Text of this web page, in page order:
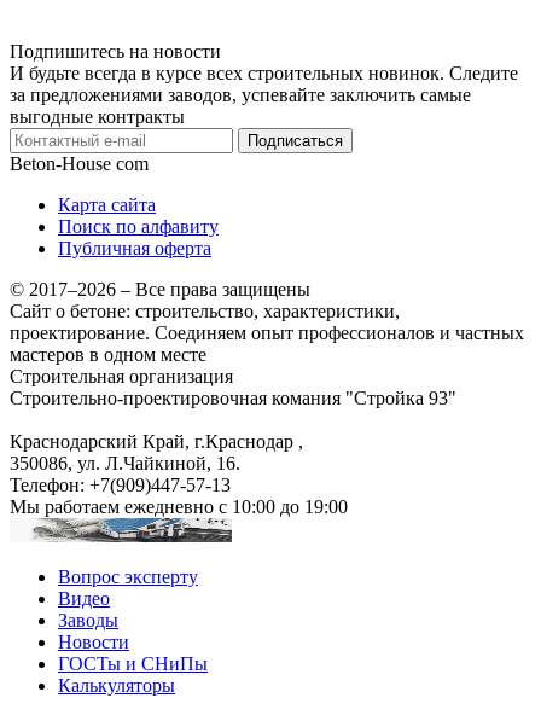
Подпишитесь на новости
И будьте всегда в курсе всех строительных новинок. Следите
за предложениями заводов, успевайте заключить самые
выгодные контракты
Подписаться
Beton-House com
Карта сайта
Поиск по алфавиту
Публичная оферта
© 2017–2026 – Все права защищены
Сайт о бетоне: строительство, характеристики,
проектирование. Соединяем опыт профессионалов и частных
мастеров в одном месте
Строительная организация
Строительно-проектировочная комания "Стройка 93"
Краснодарский Край, г.Краснодар ,
350086, ул. Л.Чайкиной, 16.
Телефон: +7(909)447-57-13
Мы работаем ежедневно с 10:00 до 19:00
Вопрос эксперту
Видео
Заводы
Новости
ГОСТы и СНиПы
Калькуляторы